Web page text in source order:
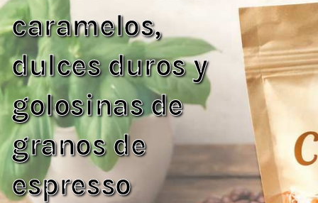
caramelos,
dulces duros y
golosinas de
granos de
espresso